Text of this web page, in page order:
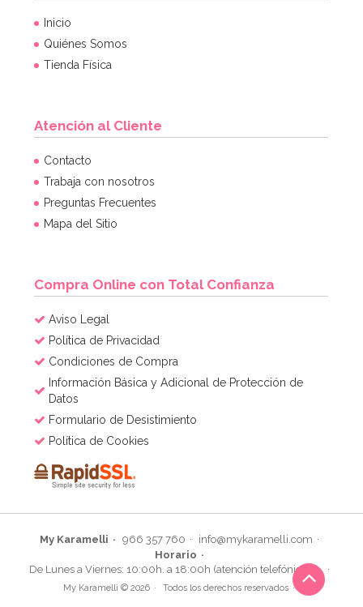
Inicio
Quiénes Somos
Tienda Física
Atención al Cliente
Contacto
Trabaja con nosotros
Preguntas Frecuentes
Mapa del Sitio
Compra Online con Total Confianza
Aviso Legal
Política de Privacidad
Condiciones de Compra
Información Básica y Adicional de Protección de
Datos
Formulario de Desistimiento
Política de Cookies
My Karamelli 966 357 760
info@mykaramelli.com
Horario
De Lunes a Viernes: 10:00h. a 18:00h (atención telefónica)
My Karamelli © 2026 Todos los derechos reservados